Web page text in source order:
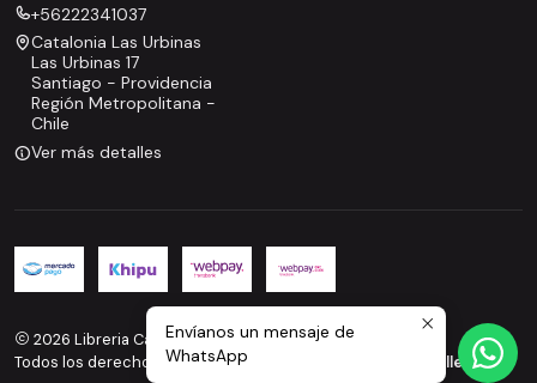
+56222341037
Catalonia Las Urbinas
Las Urbinas 17
Santiago - Providencia
Región Metropolitana -
Chile
Ver más detalles
2026 Libreria Catalonia.
Todos los derechos reservados.
Desarrollado por Jumpseller
Envíanos un mensaje de
WhatsApp